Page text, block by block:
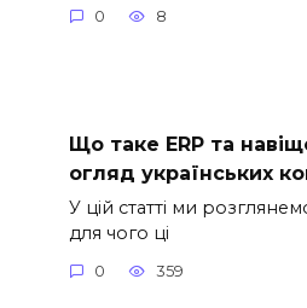
0 8
Що таке ERP та
огляд українських
У цій статті ми
для чого ці
0 359